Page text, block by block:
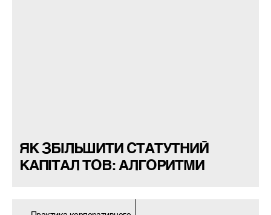
ЯК ЗБІЛЬШИТИ СТАТУТНИЙ
КАПІТАЛ ТОВ: АЛГОРИТМИ